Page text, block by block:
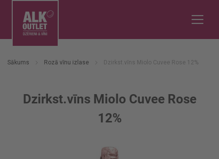
Sākums Rozā vīnu izlase Dzirkst.vīns Miolo Cuvee Rose 12%
Dzirkst.vīns Miolo Cuvee Rose
12%